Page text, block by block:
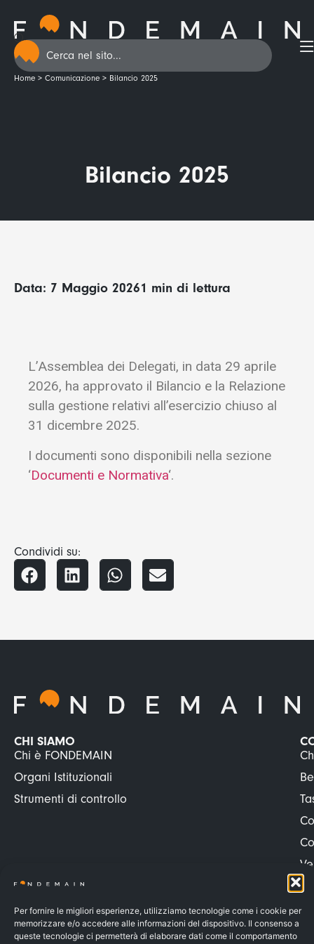
Per fornire le migliori esperienze, utilizziamo tecnologie come i cookie per
memorizzare e/o accedere alle informazioni del dispositivo. Il consenso a
queste tecnologie ci permetterà di elaborare dati come il comportamento
Home > Comunicazione > Bilancio 2025
Bilancio 2025
Data: 7 Maggio 20261 min di lettura
L’Assemblea dei Delegati, in data 29 aprile
2026, ha approvato il Bilancio e la Relazione
sulla gestione relativi all’esercizio chiuso al
31 dicembre 2025.
I documenti sono disponibili nella sezione
‘Documenti e Normativa‘.
Condividi su:
CHI SIAMO
Chi è FONDEMAIN
Organi Istituzionali
Strumenti di controllo